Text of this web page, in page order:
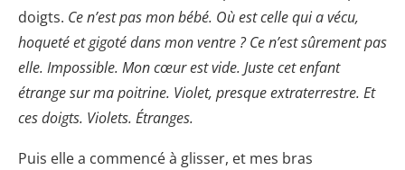
doigts. Ce n’est pas mon bébé. Où est celle qui a vécu,
hoqueté et gigoté dans mon ventre ? Ce n’est sûrement pas
elle. Impossible. Mon cœur est vide. Juste cet enfant
étrange sur ma poitrine. Violet, presque extraterrestre. Et
ces doigts. Violets. Étranges.
Puis elle a commencé à glisser, et mes bras